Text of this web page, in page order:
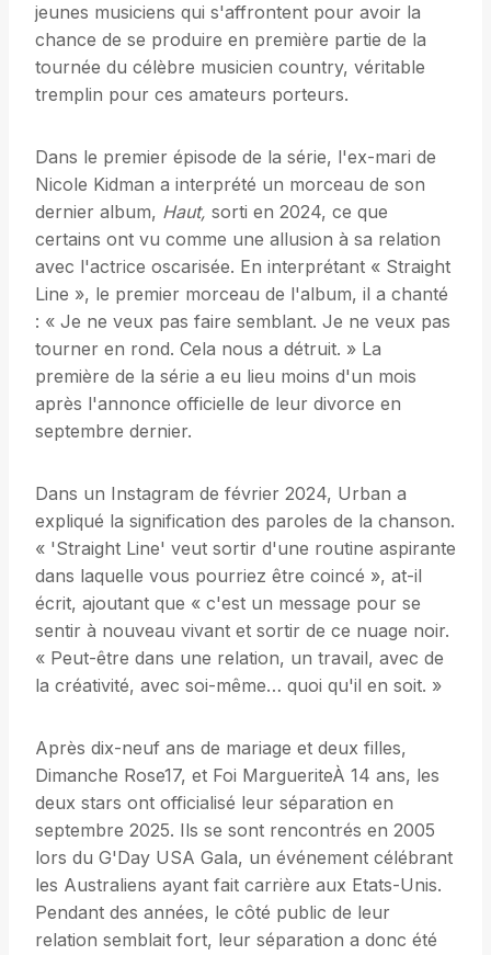
jeunes musiciens qui s'affrontent pour avoir la
chance de se produire en première partie de la
tournée du célèbre musicien country, véritable
tremplin pour ces amateurs porteurs.
Dans le premier épisode de la série, l'ex-mari de
Nicole Kidman a interprété un morceau de son
dernier album, Haut, sorti en 2024, ce que
certains ont vu comme une allusion à sa relation
avec l'actrice oscarisée. En interprétant « Straight
Line », le premier morceau de l'album, il a chanté
: « Je ne veux pas faire semblant. Je ne veux pas
tourner en rond. Cela nous a détruit. » La
première de la série a eu lieu moins d'un mois
après l'annonce officielle de leur divorce en
septembre dernier.
Dans un Instagram de février 2024, Urban a
expliqué la signification des paroles de la chanson.
« 'Straight Line' veut sortir d'une routine aspirante
dans laquelle vous pourriez être coincé », at-il
écrit, ajoutant que « c'est un message pour se
sentir à nouveau vivant et sortir de ce nuage noir.
« Peut-être dans une relation, un travail, avec de
la créativité, avec soi-même… quoi qu'il en soit. »
Après dix-neuf ans de mariage et deux filles,
Dimanche Rose17, et Foi MargueriteÀ 14 ans, les
deux stars ont officialisé leur séparation en
septembre 2025. Ils se sont rencontrés en 2005
lors du G'Day USA Gala, un événement célébrant
les Australiens ayant fait carrière aux Etats-Unis.
Pendant des années, le côté public de leur
relation semblait fort, leur séparation a donc été